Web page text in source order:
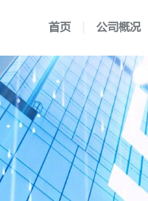
首页 公司概况
组织架构 战略管理
行业动态 公司新闻
国家实验室认